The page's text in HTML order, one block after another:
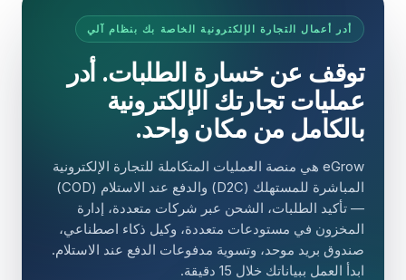
أدر أعمال التجارة الإلكترونية الخاصة بك بنظام آلي
توقف عن خسارة الطلبات. أدر
عمليات تجارتك الإلكترونية
بالكامل من مكان واحد.
eGrow هي منصة العمليات المتكاملة للتجارة الإلكترونية
المباشرة للمستهلك (D2C) والدفع عند الاستلام (COD)
— تأكيد الطلبات، الشحن عبر شركات متعددة، إدارة
المخزون في مستودعات متعددة، وكيل ذكاء اصطناعي،
صندوق بريد موحد، وتسوية مدفوعات الدفع عند الاستلام.
ابدأ العمل ببياناتك خلال 15 دقيقة.